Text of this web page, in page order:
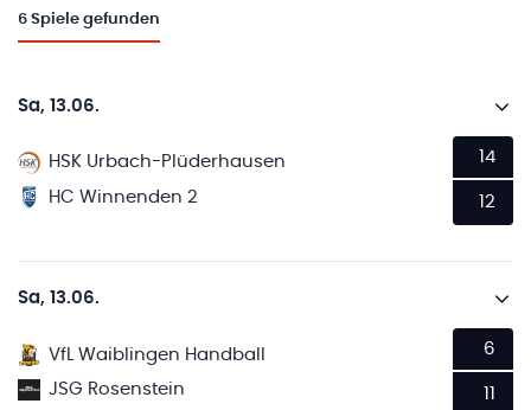
6 Spiele gefunden
Sa, 13.06.
HSK Urbach-Plüderhausen
HC Winnenden 2
14
12
Sa, 13.06.
VfL Waiblingen Handball
JSG Rosenstein
6